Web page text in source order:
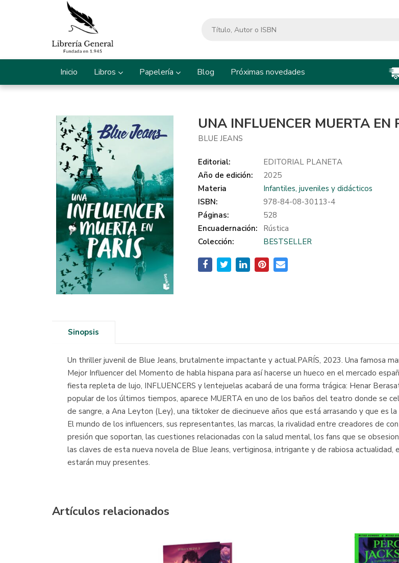
Inicio Libros Papelería Blog Próximas novedades
UNA INFLUENCER MUERTA EN
BLUE JEANS
Editorial:
EDITORIAL PLANETA
Año de edición:
2025
Materia
Infantiles, juveniles y didácticos
ISBN:
978-84-08-30113-4
Páginas:
528
Encuadernación:
Rústica
Colección:
BESTSELLER
Sinopsis
Un thriller juvenil de Blue Jeans, brutalmente impactante y actual.PARÍS, 2023. Una famosa
Mejor Influencer del Momento de habla hispana para así hacerse un hueco en el mercado
fiesta repleta de lujo, INFLUENCERS y lentejuelas acabará de una forma trágica: Henar
popular de los últimos tiempos, aparece MUERTA en uno de los baños del teatro donde se
de sangre, a Ana Leyton (Ley), una tiktoker de diecinueve años que está arrasando y que es
El mundo de los influencers, sus representantes, las marcas, la rivalidad entre creadores de
presión que soportan, las cuestiones relacionadas con la salud mental, los fans que se
las claves de esta nueva novela de Blue Jeans, vertiginosa, intrigante y de rabiosa
estarán muy presentes.
Artículos relacionados